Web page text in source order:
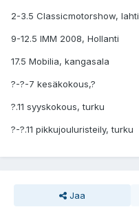
2-3.5 Classicmotorshow, lahti
9-12.5 IMM 2008, Hollanti
17.5 Mobilia, kangasala
?-?-7 kesäkokous,?
?.11 syyskokous, turku
?-?.11 pikkujouluristeily, turku
Jaa